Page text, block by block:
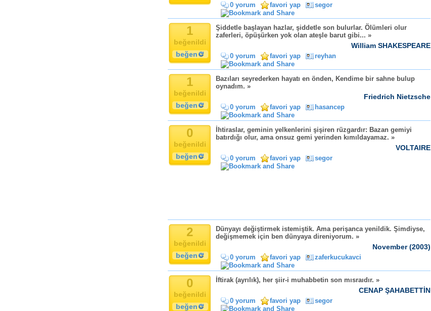
0 yorum favori yap segor
1
beğenildi
beğen
Şiddetle başlayan hazlar, şiddetle son bulurlar. Ölümleri olur
zaferleri, öpüşürken yok olan ateşle barut gibi... »
William SHAKESPEARE
0 yorum favori yap reyhan
1
beğenildi
beğen
Bazıları seyrederken hayatı en önden, Kendime bir sahne bulup
oynadım. »
Friedrich Nietzsche
0 yorum favori yap hasancep
0
beğenildi
beğen
İhtiraslar, geminin yelkenlerini şişiren rüzgardır: Bazan gemiyi
batırdığı olur, ama onsuz gemi yerinden kımıldayamaz. »
VOLTAIRE
0 yorum favori yap segor
2
beğenildi
beğen
Dünyayı değiştirmek istemiştik. Ama perişanca yenildik. Şimdiyse,
değişmemek için ben dünyaya direniyorum. »
November (2003)
0 yorum favori yap zaferkucukavci
0
beğenildi
beğen
İftirak (ayrılık), her şiir-i muhabbetin son mısraıdır. »
CENAP ŞAHABETTİN
0 yorum favori yap segor